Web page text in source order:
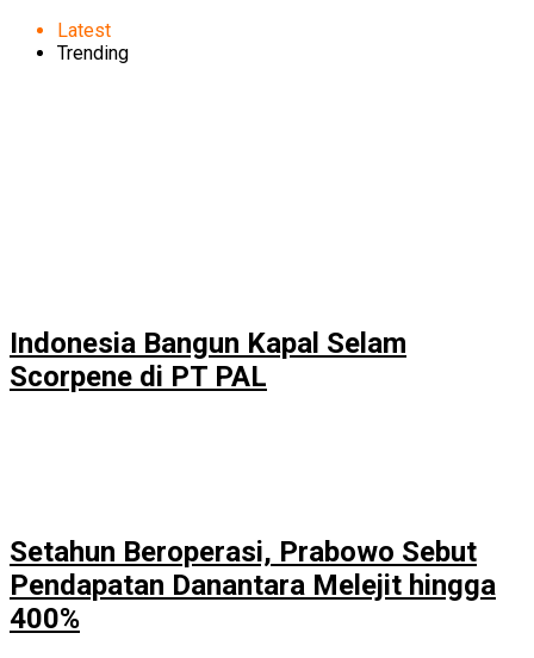
Latest
Trending
Indonesia Bangun Kapal Selam
Scorpene di PT PAL
Setahun Beroperasi, Prabowo Sebut
Pendapatan Danantara Melejit hingga
400%